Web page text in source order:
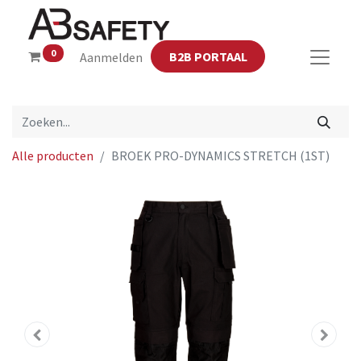
0 Aanmelden B2B PORTAAL
Alle producten BROEK PRO-DYNAMICS STRETCH (1ST)